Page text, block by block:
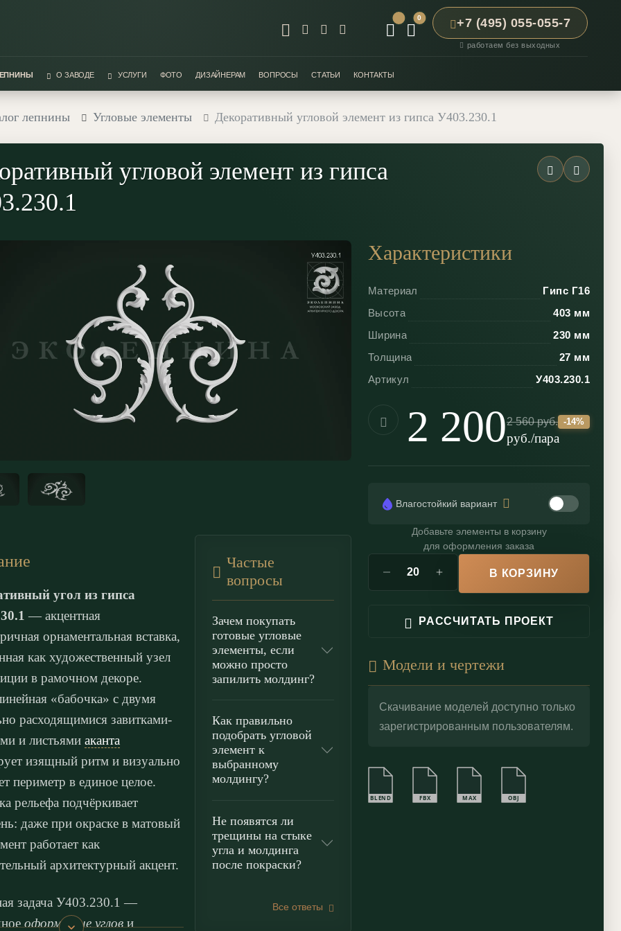
0 +7 (495) 055-055-7
работаем без выходных
О ЗАВОДЕ УСЛУГИ ФОТО ДИЗАЙНЕРАМ ВОПРОСЫ СТАТЬИ КОНТАКТЫ
лепнины Угловые элементы Декоративный угловой элемент из гипса У403.230.1
угловой элемент из гипса
угол из гипса
— акцентная
орнаментальная вставка,
как художественный узел
в рамочном декоре.
«бабочка» с двумя
расходящимися завитками-
и листьями аканта
изящный ритм и визуально
периметр в единое целое.
рельефа подчёркивает
даже при окраске в матовый
работает как
архитектурный акцент.
задача У403.230.1 —
оформление углов и
Частые
вопросы
Зачем покупать
готовые угловые
элементы, если
можно просто
запилить молдинг?
Как правильно
подобрать угловой
элемент к
выбранному
молдингу?
Не появятся ли
трещины на стыке
угла и молдинга
после покраски?
Все ответы
Характеристики
Материал
Гипс Г16
Высота
403 мм
Ширина
230 мм
Толщина
27 мм
Артикул
У403.230.1
2 2002 560руб. -14%
руб./пара
Влагостойкий вариант
Добавьте элементы в корзину
для оформления заказа
В КОРЗИНУ
РАССЧИТАТЬ ПРОЕКТ
Модели и чертежи
Скачивание моделей доступно только
зарегистрированным пользователям.
BLEND FBX MAX OBJ